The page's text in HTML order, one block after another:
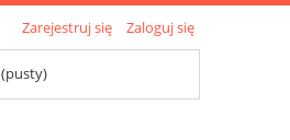
Zarejestruj się Zaloguj się
(pusty)